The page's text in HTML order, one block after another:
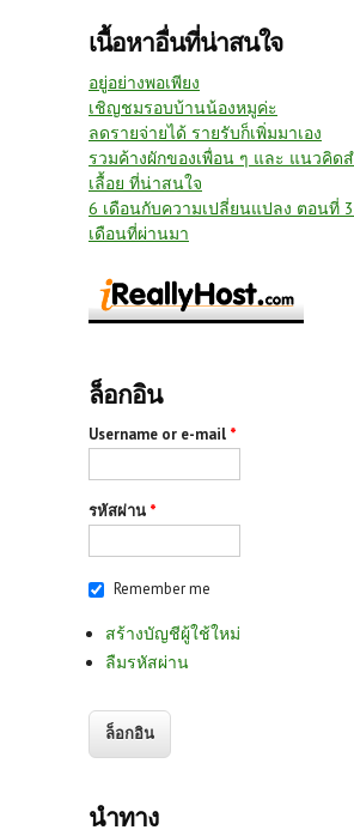
เนื้อหาอื่นที่น่าสนใจ
อยู่อย่างพอเพียง
เชิญชมรอบบ้านน้องหมูค่ะ
ลดรายจ่ายได้ รายรับก็เพิ่มมาเอง
รวมค้างผักของเพื่อน ๆ และ แนวคิด
เลื้อย ที่น่าสนใจ
6 เดือนกับความเปลี่ยนแปลง ตอนที่
เดือนที่ผ่านมา
ล็อกอิน
Username or e-mail *
รหัสผ่าน *
Remember me
สร้างบัญชีผู้ใช้ใหม่
ลืมรหัสผ่าน
นำทาง